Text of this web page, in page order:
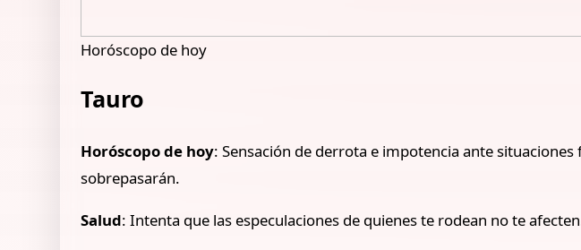
Horóscopo de hoy
Tauro
Horóscopo de hoy: Sensación de derrota e impotencia ante
sobrepasarán.
Salud: Intenta que las especulaciones de quienes te rodean no te